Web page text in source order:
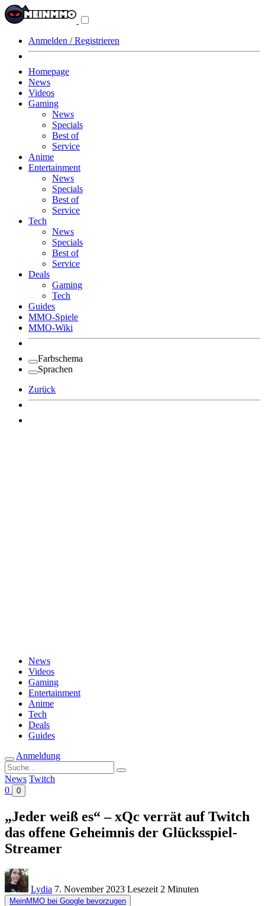
Anmelden / Registrieren
Homepage
News
Videos
Gaming
News
Specials
Best of
Service
Anime
Entertainment
News
Specials
Best of
Service
Tech
News
Specials
Best of
Service
Deals
Gaming
Tech
Guides
MMO-Spiele
MMO-Wiki
Farbschema
Sprachen
Zurück
News
Videos
Gaming
Entertainment
Anime
Tech
Deals
Guides
Anmeldung
Suche
nach:
News Twitch
0
0
„Jeder weiß es“ – xQc verrät auf Twitch
das offene Geheimnis der Glücksspiel-
Streamer
Lydia 7. November 2023 Lesezeit 2 Minuten
MeinMMO bei Google bevorzugen